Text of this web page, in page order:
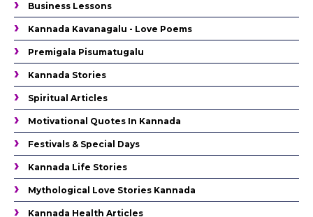
Business Lessons
Kannada Kavanagalu - Love Poems
Premigala Pisumatugalu
Kannada Stories
Spiritual Articles
Motivational Quotes In Kannada
Festivals & Special Days
Kannada Life Stories
Mythological Love Stories Kannada
Kannada Health Articles